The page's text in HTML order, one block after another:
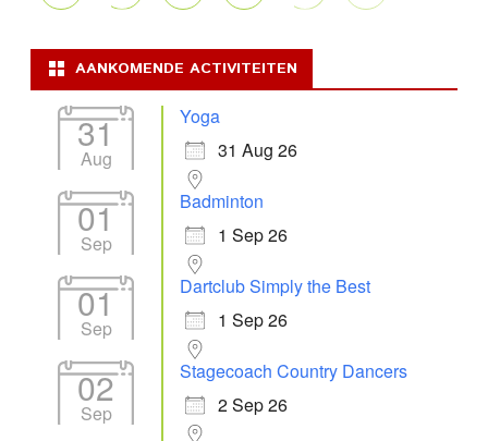
AANKOMENDE ACTIVITEITEN
31
Aug
Yoga
31 Aug 26
01
Sep
Badminton
1 Sep 26
01
Sep
Dartclub Simply the Best
1 Sep 26
02
Sep
Stagecoach Country Dancers
2 Sep 26